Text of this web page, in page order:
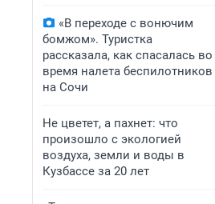
«В переходе с вонючим
бомжом». Туристка
рассказала, как спасалась во
время налета беспилотников
на Сочи
Не цветет, а пахнет: что
произошло с экологией
воздуха, земли и воды в
Кузбассе за 20 лет